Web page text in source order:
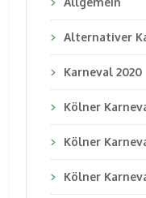
Alternativer
Karneval 2020
Kölner
Kölner
Kölner